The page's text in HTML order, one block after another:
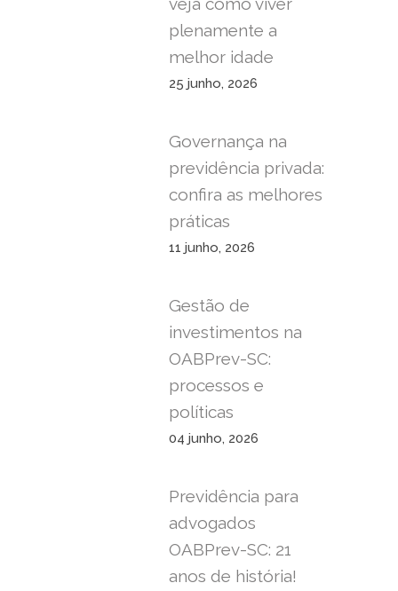
plenamente a
melhor idade
25 junho, 2026
Governança na
previdência privada:
confira as melhores
práticas
11 junho, 2026
Gestão de
investimentos na
OABPrev-SC:
processos e
políticas
04 junho, 2026
Previdência para
advogados
OABPrev-SC: 21
anos de história!